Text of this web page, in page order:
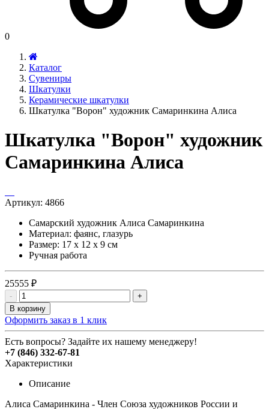
0
Каталог
Сувениры
Шкатулки
Керамические шкатулки
Шкатулка "Ворон" художник Самаринкина Алиса
Шкатулка "Ворон" художник
Самаринкина Алиса
Артикул: 4866
Самарский художник Алиса Самаринкина
Материал: фаянс, глазурь
Размер: 17 х 12 х 9 см
Ручная работа
25555 ₽
-
+
В корзину
Оформить заказ в 1 клик
Есть вопросы? Задайте их нашему менеджеру!
+7 (846) 332-67-81
Характеристики
Описание
Алиса Самаринкина - Член Союза художников России и